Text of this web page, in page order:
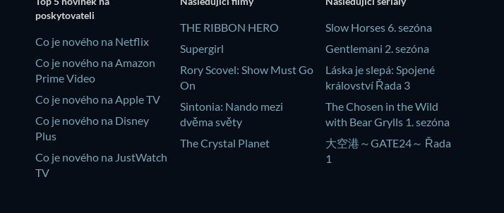
poskytovateli
Co je nového na Netflix
Co je nového na Amazon
Prime Video
Co je nového na Apple TV
Co je nového na Disney
Plus
Co je nového na JustWatch
TV
THE RIBBON HERO
Supergirl
Rory Scovel: Show Must Go
On
Sintonia: Nando mezi
dvěma světy
The Crystal Planet
Slow Horses 6. sezóna
Gentlemani 2. sezóna
Láska je slepá: Spojené
království Řada 3
The Chosen in the Wild
with Bear Grylls 1. sezóna
大空港～GATE24～ Řada
1